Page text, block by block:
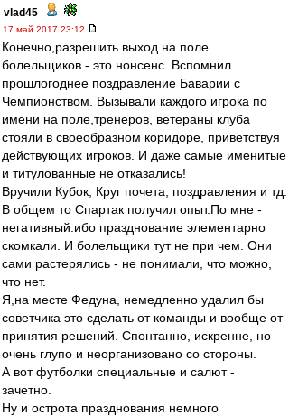
vlad45 -
17 май 2017 23:12
Конечно,разрешить выход на поле
болельщиков - это нонсенс. Вспомнил
прошлогоднее поздравление Баварии с
Чемпионством. Вызывали каждого игрока по
имени на поле,тренеров, ветераны клуба
стояли в своеобразном коридоре, приветствуя
действующих игроков. И даже самые именитые
и титулованные не отказались!
Вручили Кубок, Круг почета, поздравления и тд.
В общем то Спартак получил опыт.По мне -
негативный.ибо празднование элементарно
скомкали. И болельщики тут не при чем. Они
сами растерялись - не понимали, что можно,
что нет.
Я,на месте Федуна, немедленно удалил бы
советчика это сделать от команды и вообще от
принятия решений. Спонтанно, искренне, но
очень глупо и неорганизовано со стороны.
А вот футболки специальные и салют -
зачетно.
Ну и острота празднования немного